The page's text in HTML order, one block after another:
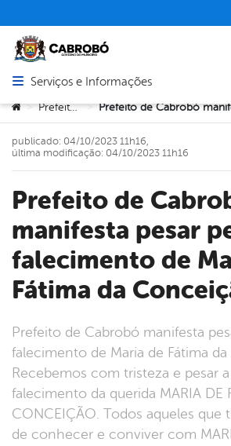
Abrir menu principal de navegação
Serviços e Informações
Você está aqui:
> Prefeitura >
Prefeito de Cabrobó
manifesta pesar
falecimento de
Fátima da
Prefeito de Cabrobó manifesta pesar pelo
falecimento de Maria de Fátima
Recebemos com tristeza e pesar
falecimento da querida MARIA DE
CONCEIÇÃO. Todos aqueles que
de conhecer e conviver com
publicado: 04/10/2023 11h16,
última modificação: 04/10/2023 11h16